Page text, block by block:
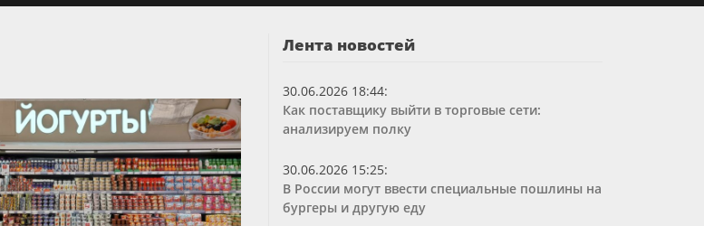
Лента новостей
30.06.2026 18:44:
Как поставщику выйти в торговые сети:
анализируем полку
30.06.2026 15:25:
В России могут ввести специальные пошлины на
бургеры и другую еду